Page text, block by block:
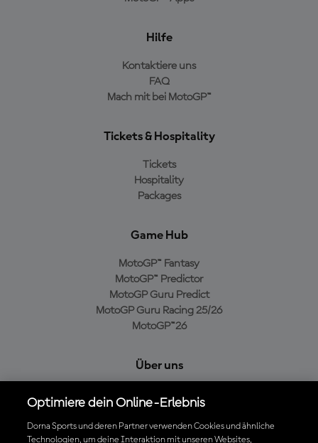
Hilfe
Kontaktiere uns
FAQ
Mach mit bei MotoGP™
Tickets & Hospitality
Tickets
Hospitality
Packages
Game Hub
MotoGP™ Fantasy
MotoGP™ Predictor
MotoGP Guru Predict
MotoGP Guru Racing 25/26
MotoGP™26
Über uns
Cookie-Richtlinien
Geschäftsbedingungen
Optimiere dein Online-Erlebnis
Dorna Sports und deren Partner verwenden Cookies und ähnliche
Technologien, um deine Interaktion mit unseren Websites,